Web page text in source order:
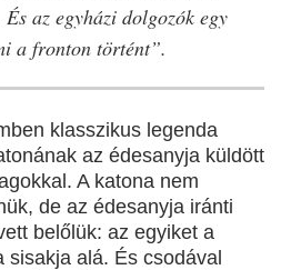
az egyházi dolgozók egy
a fronton történt”.
klasszikus legenda
az édesanyja küldött
A katona nem
de az édesanyja iránti
belőlük: az egyiket a
alá. És csodával